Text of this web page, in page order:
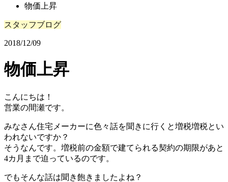
物価上昇
スタッフブログ
2018/12/09
物価上昇
こんにちは！
営業の間瀬です。
みなさん住宅メーカーに色々話を聞きに行くと増税増税とい
われないですか？
そうなんです。増税前の金額で建てられる契約の期限があと
4カ月まで迫っているのです。
でもそんな話は聞き飽きましたよね？